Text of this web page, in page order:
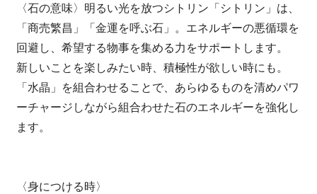
〈石の意味〉明るい光を放つシトリン「シトリン」は、
「商売繁昌」「金運を呼ぶ石」。エネルギーの悪循環を
回避し、希望する物事を集める力をサポートします。
新しいことを楽しみたい時、積極性が欲しい時にも。
「水晶」を組合わせることで、あらゆるものを清めパワ
ーチャージしながら組合わせた石のエネルギーを強化し
ます。
〈身につける時〉